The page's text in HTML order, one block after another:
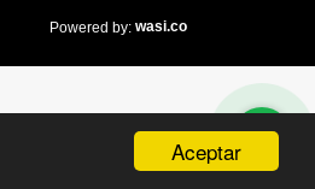
Aceptar
Powered by: wasi.co